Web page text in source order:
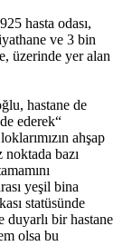
hasta odası,
ve 3 bin
üzerinde yer alan
hastane de
ederek“
ahşap
noktada bazı
yeşil bina
statüsünde
duyarlı bir hastane
olsa bu